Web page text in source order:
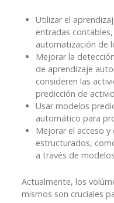
Utilizar el
entradas
automatización de
Mejorar la
de aprendizaje
consideren las
predicción de
Usar modelos
automático para
Mejorar el acceso
estructurados,
a través de
Actualmente, los
mismos son cruciales